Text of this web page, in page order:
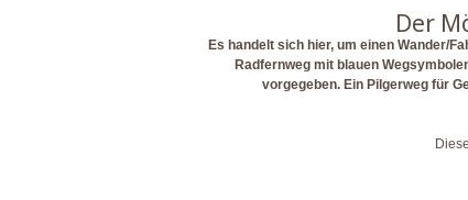
Der
Es handelt sich hier, um einen Wander/
Radfernweg mit blauen
vorgegeben. Ein Pilgerweg für